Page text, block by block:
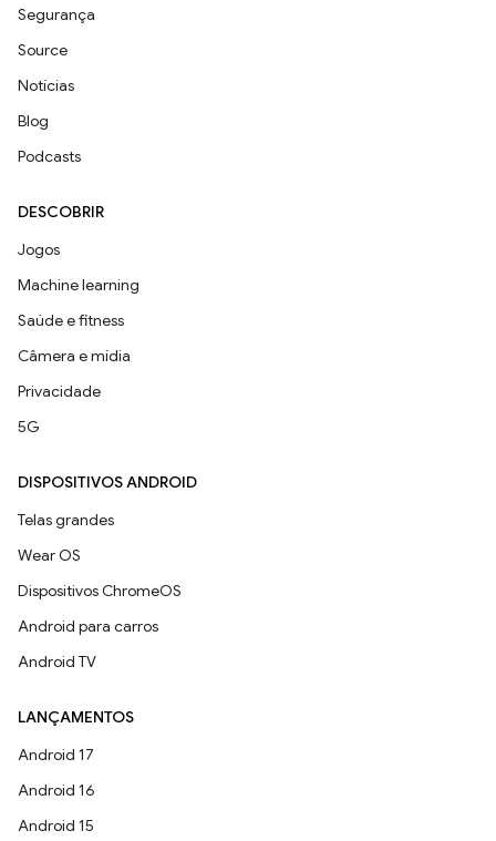
Segurança
Source
Notícias
Blog
Podcasts
DESCOBRIR
Jogos
Machine learning
Saúde e fitness
Câmera e mídia
Privacidade
5G
DISPOSITIVOS ANDROID
Telas grandes
Wear OS
Dispositivos ChromeOS
Android para carros
Android TV
LANÇAMENTOS
Android 17
Android 16
Android 15